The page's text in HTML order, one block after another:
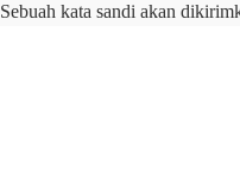
Sebuah kata sandi akan